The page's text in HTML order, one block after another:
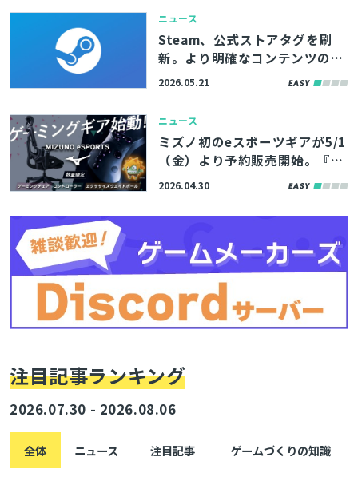
ニュース
Steam、公式ストアタグを刷
新。より明確なコンテンツの分
類のため、タグの追加・削除・
2026.05.21
ニュース
ミズノ初のeスポーツギアが5/1
（金）より予約販売開始。『ス
ト6』コラボのゲーミングチェ
2026.04.30
注目記事ランキング
2026.07.30 - 2026.08.06
全体 ニュース 注目記事 ゲームづくりの知識
検索